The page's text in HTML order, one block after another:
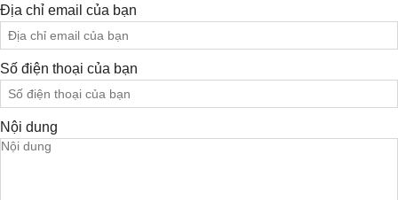
Địa chỉ email của bạn
Số điện thoại của bạn
Nội dung